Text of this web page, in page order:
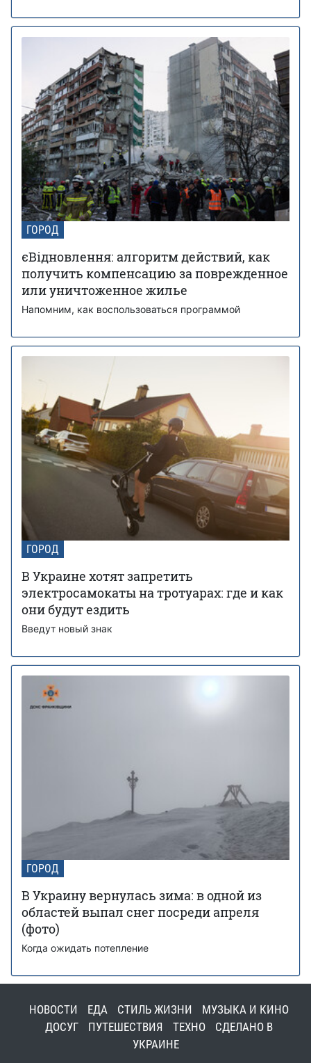
ГОРОД
єВідновлення: алгоритм действий, как
получить компенсацию за поврежденное
или уничтоженное жилье
Напомним, как воспользоваться программой
ГОРОД
В Украине хотят запретить
электросамокаты на тротуарах: где и как
они будут ездить
Введут новый знак
ГОРОД
В Украину вернулась зима: в одной из
областей выпал снег посреди апреля
(фото)
Когда ожидать потепление
НОВОСТИ ЕДА СТИЛЬ ЖИЗНИ
МУЗЫКА И КИНО
ДОСУГ
ПУТЕШЕСТВИЯ ТЕХНО
СДЕЛАНО В
УКРАИНЕ